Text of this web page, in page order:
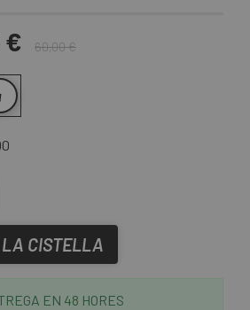
€ 60,00 €
CISTELLA
EN 48 HORES